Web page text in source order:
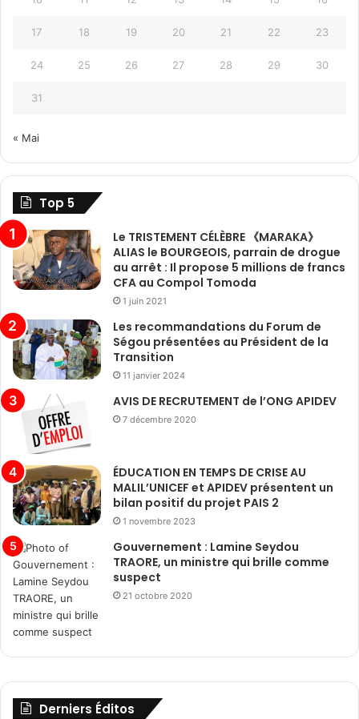
17 18 19 20 21 22 23
24 25 26 27 28 29 30
31
« Mai
Top 5
Le TRISTEMENT CÉLÈBRE 《MARAKA》
ALIAS le BOURGEOIS, parrain de drogue
au arrêt : Il propose 5 millions de francs
CFA au Compol Tomoda
1 juin 2021
Les recommandations du Forum de
Ségou présentées au Président de la
Transition
11 janvier 2024
AVIS DE RECRUTEMENT de l’ONG APIDEV
7 décembre 2020
ÉDUCATION EN TEMPS DE CRISE AU
MALIL’UNICEF et APIDEV présentent un
bilan positif du projet PAIS 2
1 novembre 2023
Gouvernement : Lamine Seydou
TRAORE, un ministre qui brille comme
suspect
21 octobre 2020
Derniers Éditos